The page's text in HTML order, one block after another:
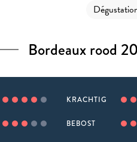
Bordeaux rood
KRACHTIG
BEBOST